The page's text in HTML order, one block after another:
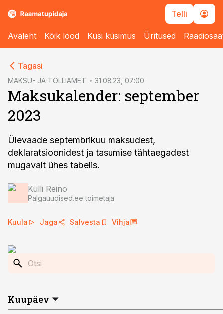
Telli
Avaleht Kõik lood Küsi küsimus Üritused
Tagasi
MAKSU- JA TOLLIAMET 31.08.23, 07:00
Maksukalender: september
2023
Ülevaade septembrikuu maksudest,
deklaratsioonidest ja tasumise tähtaegadest
mugavalt ühes tabelis.
Külli Reino
Palgauudised.ee toimetaja
Kuula Jaga Salvesta Vihja
Kuupäev